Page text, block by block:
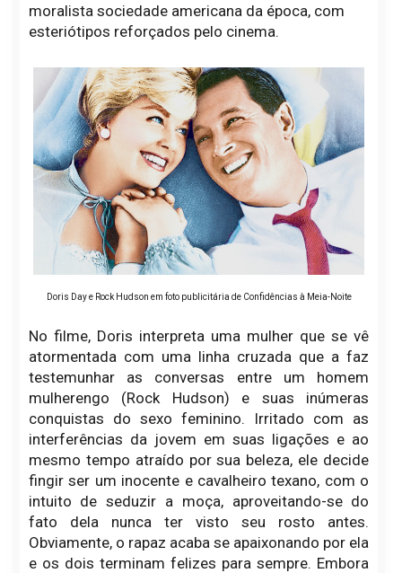
moralista sociedade americana da época, com
esteriótipos reforçados pelo cinema.
Doris Day e Rock Hudson em foto publicitária de Confidências à Meia-Noite
No filme, Doris interpreta uma mulher que se vê
atormentada com uma linha cruzada que a faz
testemunhar as conversas entre um homem
mulherengo (Rock Hudson) e suas inúmeras
conquistas do sexo feminino. Irritado com as
interferências da jovem em suas ligações e ao
mesmo tempo atraído por sua beleza, ele decide
fingir ser um inocente e cavalheiro texano, com o
intuito de seduzir a moça, aproveitando-se do
fato dela nunca ter visto seu rosto antes.
Obviamente, o rapaz acaba se apaixonando por ela
e os dois terminam felizes para sempre. Embora